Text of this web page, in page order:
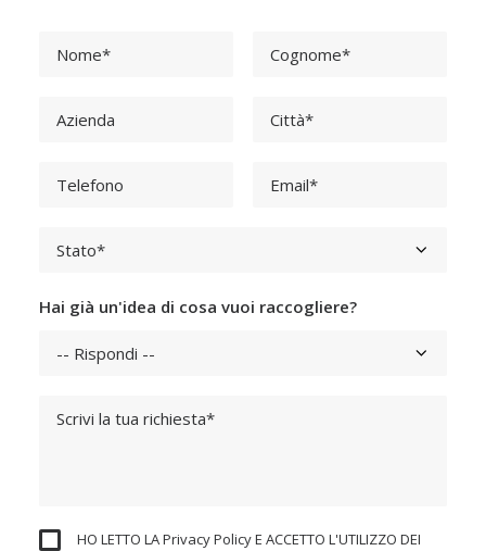
Hai già un'idea di cosa vuoi raccogliere?
HO LETTO LAPrivacy PolicyE ACCETTO L'UTILIZZO DEI